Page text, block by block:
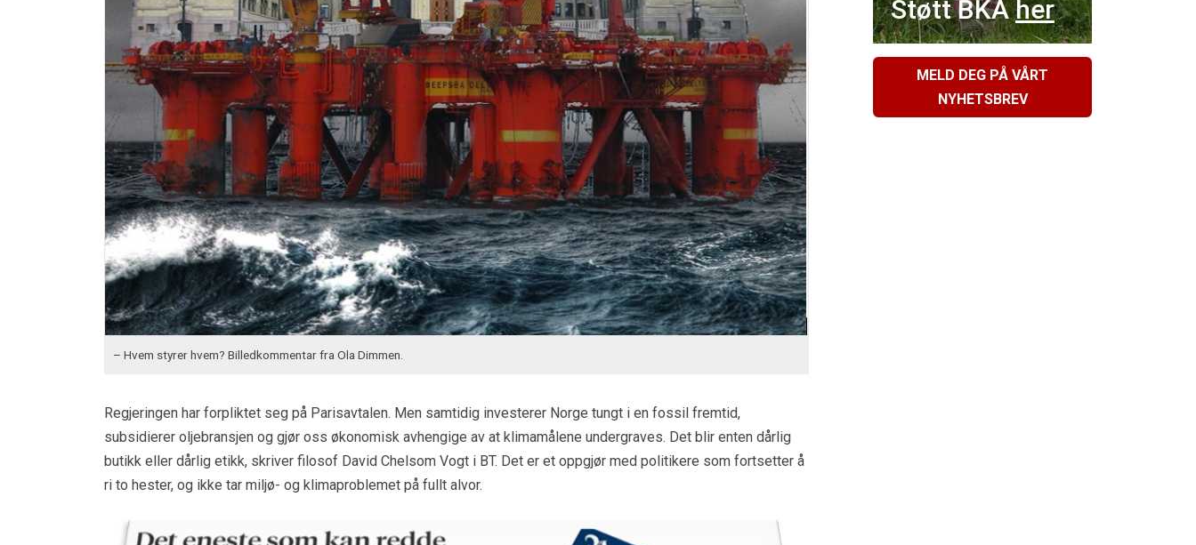
– Hvem styrer hvem? Billedkommentar fra Ola Dimmen.
Regjeringen har forpliktet seg på Parisavtalen. Men samtidig investerer Norge tungt i en fossil fremtid,
subsidierer oljebransjen og gjør oss økonomisk avhengige av at klimamålene undergraves. Det blir enten dårlig
butikk eller dårlig etikk, skriver filosof David Chelsom Vogt i BT. Det er et oppgjør med politikere som fortsetter å
ri to hester, og ikke tar miljø- og klimaproblemet på fullt alvor.
Støtt BKAher
MELD DEG PÅ VÅRT
NYHETSBREV